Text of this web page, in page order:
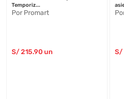
Temporiz...
Por Promart
S/215.90 un S/